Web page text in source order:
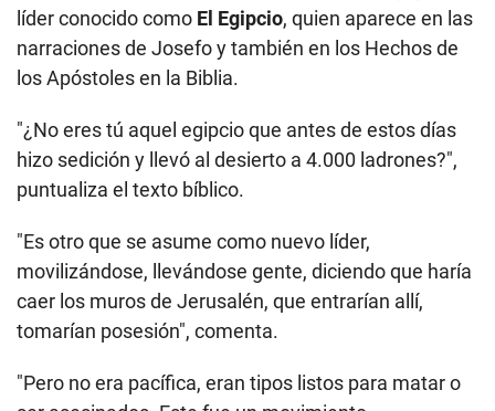
líder conocido como El Egipcio, quien aparece en las
narraciones de Josefo y también en los Hechos de
los Apóstoles en la Biblia.
"¿No eres tú aquel egipcio que antes de estos días
hizo sedición y llevó al desierto a 4.000 ladrones?",
puntualiza el texto bíblico.
"Es otro que se asume como nuevo líder,
movilizándose, llevándose gente, diciendo que haría
caer los muros de Jerusalén, que entrarían allí,
tomarían posesión", comenta.
"Pero no era pacífica, eran tipos listos para matar o